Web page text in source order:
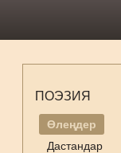
ПОЭЗИЯ
Өлеңдер
Дастандар